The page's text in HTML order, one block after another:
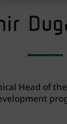
Head of